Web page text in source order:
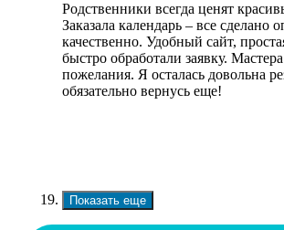
Родственники всегда ценят
Заказала календарь – все сделано
качественно. Удобный сайт,
быстро обработали заявку.
пожелания. Я осталась довольна
обязательно вернусь еще!
Показать еще